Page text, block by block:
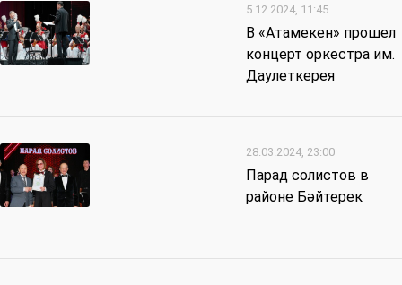
5.12.2024, 11:45
В «Атамекен» прошел
концерт оркестра им.
Даулеткерея
28.03.2024, 23:00
Парад солистов в
районе Бәйтерек